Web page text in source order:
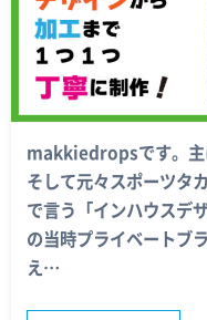
makkiedropsです。主
そして元々スポーツタ
で言う「インハウスデ
の当時プライベートブ
え…